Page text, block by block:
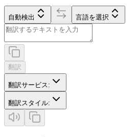
自動検出 言語を選択
翻訳
翻訳サービス :
翻訳スタイル: